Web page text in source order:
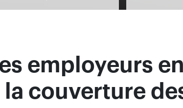
employeurs en
couverture